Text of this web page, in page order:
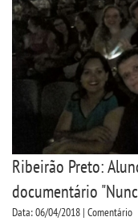
Ribeirão Preto:
documentário
Data: 06/04/2018 | Comentário